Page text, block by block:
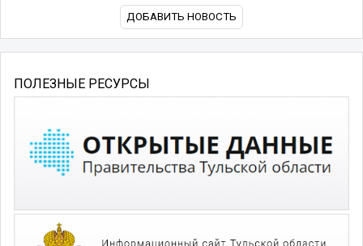
ДОБАВИТЬ НОВОСТЬ
ПОЛЕЗНЫЕ РЕСУРСЫ